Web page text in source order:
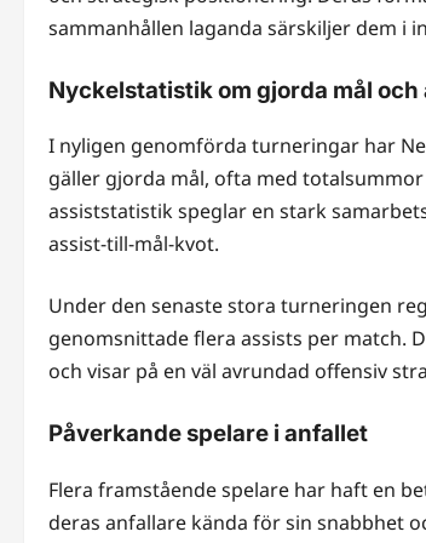
sammanhållen laganda särskiljer dem i
Nyckelstatistik om gjorda mål och
I nyligen genomförda turneringar har
gäller gjorda mål, ofta med
assiststatistik speglar en stark
assist-till-mål-kvot.
Under den senaste stora turneringen
genomsnittade flera assists per match.
och visar på en väl avrundad offensiv
Påverkande spelare i anfallet
Flera framstående spelare har haft en
deras anfallare kända för sin snabbhet